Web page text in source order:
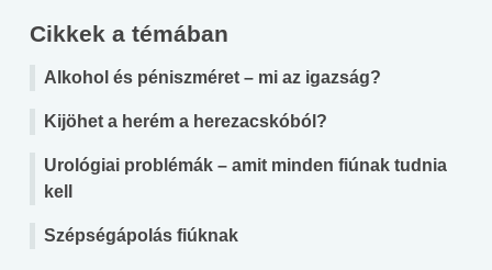
Cikkek a témában
Alkohol és péniszméret – mi az igazság?
Kijöhet a herém a herezacskóból?
Urológiai problémák – amit minden fiúnak tudnia
kell
Szépségápolás fiúknak